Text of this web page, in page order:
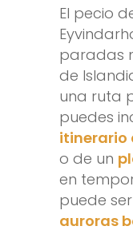
El pecio
paradas
de
una ruta
puedes
itinerario
o de un
en
puede
auroras